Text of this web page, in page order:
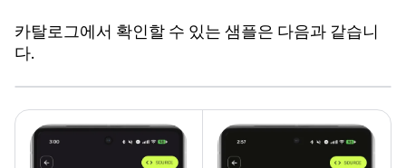
카탈로그에서 확인할 수 있는 샘플은 다음과 같습니
다.